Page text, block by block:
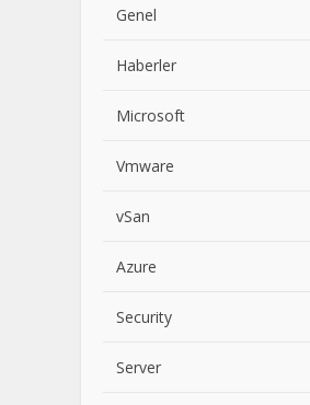
Genel
Haberler
Microsoft
Vmware
vSan
Azure
Security
Server